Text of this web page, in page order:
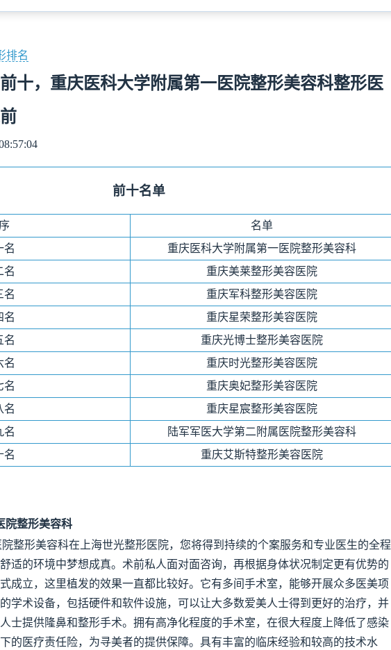
排名
十，重庆医科大学附属第一医院整形美容科整形医
前十名单
名单
名
重庆医科大学附属第一医院整形美容科
名
重庆美莱整形美容医院
名
重庆军科整形美容医院
名
重庆星荣整形美容医院
名
重庆光博士整形美容医院
名
重庆时光整形美容医院
名
重庆奥妃整形美容医院
名
重庆星宸整形美容医院
名
陆军军医大学第二附属医院整形美容科
名
重庆艾斯特整形美容医院
院整形美容科
整形美容科在上海世光整形医院，您将得到持续的个案服务和专业医生的全程
适的环境中梦想成真。术前私人面对面咨询，再根据身体状况制定更有优势的
成立，这里植发的效果一直都比较好。它有多间手术室，能够开展众多医美项
学术设备，包括硬件和软件设施，可以让大多数爱美人士得到更好的治疗，并
士提供隆鼻和整形手术。拥有高净化程度的手术室，在很大程度上降低了感染
的医疗责任险，为寻美者的提供保障。具有丰富的临床经验和较高的技术水